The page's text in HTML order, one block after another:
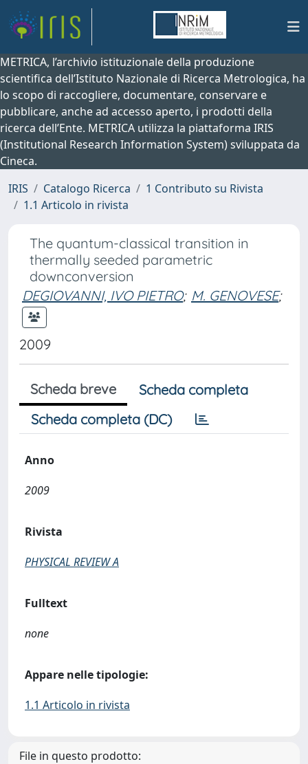
METRICA, l’archivio istituzionale della produzione
scientifica dell’Istituto Nazionale di Ricerca Metrologica, ha
lo scopo di raccogliere, documentare, conservare e
pubblicare, anche ad accesso aperto, i prodotti della
ricerca dell’Ente. METRICA utilizza la piattaforma IRIS
(Institutional Research Information System) sviluppata da
Cineca.
IRIS
Catalogo Ricerca
1 Contributo su Rivista
1.1 Articolo in rivista
The quantum-classical transition in
thermally seeded parametric
downconversion
DEGIOVANNI, IVO PIETRO; M. GENOVESE;
2009
Scheda breve
Scheda completa
Scheda completa (DC)
Anno
2009
Rivista
PHYSICAL REVIEW A
Fulltext
none
Appare nelle tipologie:
1.1 Articolo in rivista
File in questo prodotto: